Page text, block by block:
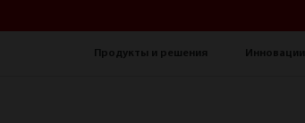
Продукты и решения Инновации